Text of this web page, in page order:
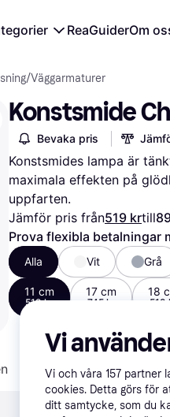
ReaGuiderOm
/Väggarmaturer
Konstsmide
Bevaka pris
Konstsmides lampa är
maximala effekten på
uppfarten.
Jämför pris från519 krtill
Prova flexibla betalningar
Alla Vit Grå
11 cm
519 kr
17 cm
745 kr
18
519
Specifikationer
Vi
Vi och våra 157 partner
cookies. Detta görs för
ditt samtycke, som du